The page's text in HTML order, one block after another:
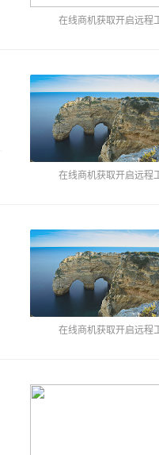
在线商机获取开启远程
在线商机获取开启远程
在线商机获取开启远程